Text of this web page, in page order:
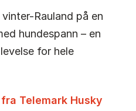
Rauland på en
hundespann – en
for hele
Telemark Husky